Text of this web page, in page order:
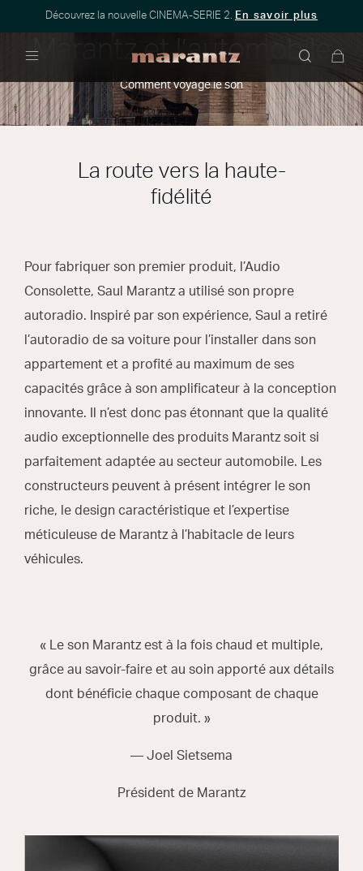
Découvrez la nouvelle CINEMA-SERIE 2. En savoir plus
Marantz et l’automobile
Comment voyage le son
La route vers la haute-
fidélité
Pour fabriquer son premier produit, l’Audio
Consolette, Saul Marantz a utilisé son propre
autoradio. Inspiré par son expérience, Saul a retiré
l’autoradio de sa voiture pour l’installer dans son
appartement et a profité au maximum de ses
capacités grâce à son amplificateur à la conception
innovante. Il n’est donc pas étonnant que la qualité
audio exceptionnelle des produits Marantz soit si
parfaitement adaptée au secteur automobile. Les
constructeurs peuvent à présent intégrer le son
riche, le design caractéristique et l’expertise
méticuleuse de Marantz à l’habitacle de leurs
véhicules.
« Le son Marantz est à la fois chaud et multiple,
grâce au savoir-faire et au soin apporté aux détails
dont bénéficie chaque composant de chaque
produit. »
— Joel Sietsema
Président de Marantz